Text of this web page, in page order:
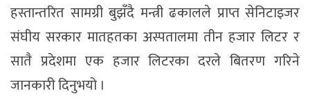
हस्तान्तरित सामग्री बुझँदै मन्त्री ढकालले प्राप्त सेनिटाइजर
संघीय सरकार मातहतका अस्पतालमा तीन हजार लिटर र
सातै प्रदेशमा एक हजार लिटरका दरले बितरण गरिने
जानकारी दिनुभयो ।